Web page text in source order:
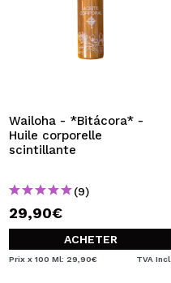
Wailoha - *Bitácora* -
Huile corporelle
scintillante
(9)
29,90€
ACHETER
Prix x 100 Ml: 29,90€ TVA Incl.